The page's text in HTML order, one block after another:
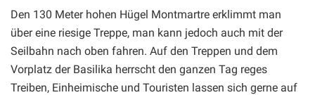
Den 130 Meter hohen Hügel Montmartre erklimmt man
über eine riesige Treppe, man kann jedoch auch mit der
Seilbahn nach oben fahren. Auf den Treppen und dem
Vorplatz der Basilika herrscht den ganzen Tag reges
Treiben, Einheimische und Touristen lassen sich gerne auf